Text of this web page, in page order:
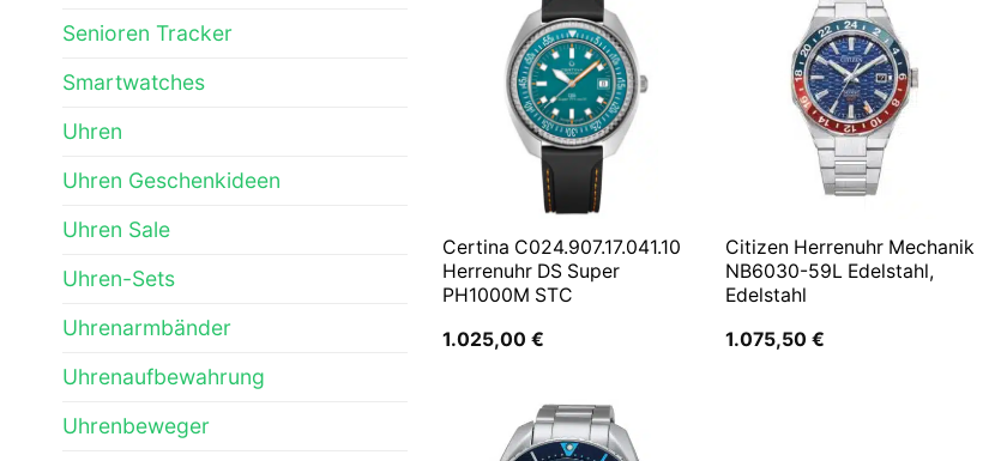
Senioren Tracker
Smartwatches
Uhren
Uhren Geschenkideen
Uhren Sale
Uhren-Sets
Uhrenarmbänder
Uhrenaufbewahrung
Uhrenbeweger
Certina C024.907.17.041.10
Herrenuhr DS Super
PH1000M STC
1.025,00€
Citizen Herrenuhr Mechanik
NB6030-59L Edelstahl,
Edelstahl
1.075,50 €